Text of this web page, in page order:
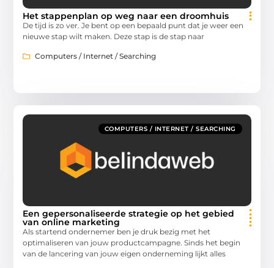
Het stappenplan op weg naar een droomhuis
De tijd is zo ver. Je bent op een bepaald punt dat je weer een
nieuwe stap wilt maken. Deze stap is de stap naar
Computers / Internet / Searching
COMPUTERS / INTERNET / SEARCHING
Een gepersonaliseerde strategie op het gebied
van online marketing
Als startend ondernemer ben je druk bezig met het
optimaliseren van jouw productcampagne. Sinds het begin
van de lancering van jouw eigen onderneming lijkt alles